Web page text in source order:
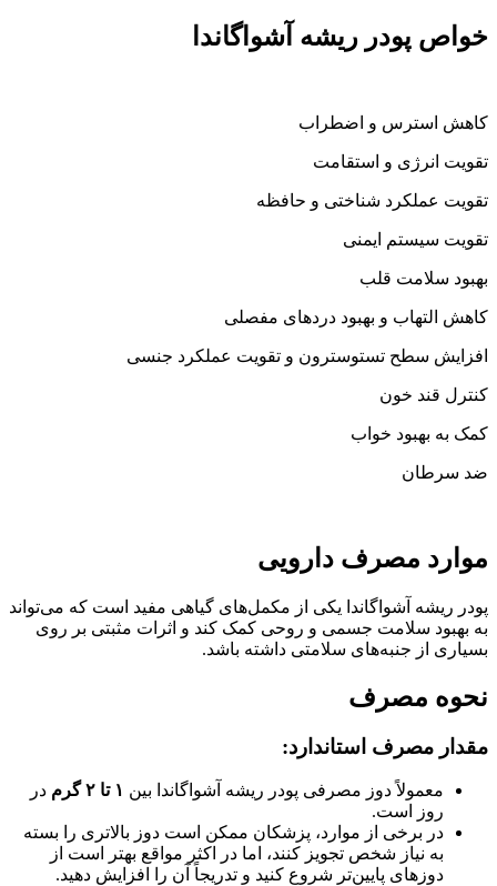
خواص پودر ریشه آشواگاندا
کاهش استرس و اضطراب
تقویت انرژی و استقامت
تقویت عملکرد شناختی و حافظه
تقویت سیستم ایمنی
بهبود سلامت قلب
کاهش التهاب و بهبود دردهای مفصلی
افزایش سطح تستوسترون و تقویت عملکرد جنسی
کنترل قند خون
کمک به بهبود خواب
ضد سرطان
موارد مصرف دارویی
پودر ریشه آشواگاندا یکی از مکمل‌های گیاهی مفید است که می‌تواند
به بهبود سلامت جسمی و روحی کمک کند و اثرات مثبتی بر روی
بسیاری از جنبه‌های سلامتی داشته باشد.
نحوه مصرف
مقدار مصرف استاندارد:
معمولاً دوز مصرفی پودر ریشه آشواگاندا بین ۱ تا ۲ گرم
در
روز است.
در برخی از موارد، پزشکان ممکن است دوز بالاتری را بسته
به نیاز شخص تجویز کنند، اما در اکثر مواقع بهتر است از
دوزهای پایین‌تر شروع کنید و تدریجاً آن را افزایش دهید.